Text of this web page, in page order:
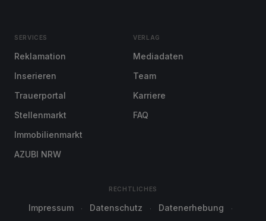
SERVICES
Reklamation
Inserieren
Trauerportal
Stellenmarkt
Immobilienmarkt
AZUBI NRW
VERLAG
Mediadaten
Team
Karriere
FAQ
RECHTLICHES
Impressum Datenschutz
Datenerhebung